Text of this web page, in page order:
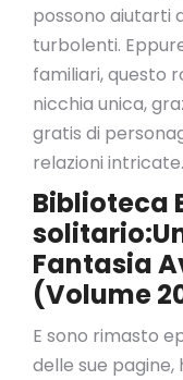
possono aiutarti
turbolenti.
familiari, questo
nicchia unica,
gratis di
relazioni intricate.
Biblioteca
Fantasia
(Volume
E sono rimasto
delle sue